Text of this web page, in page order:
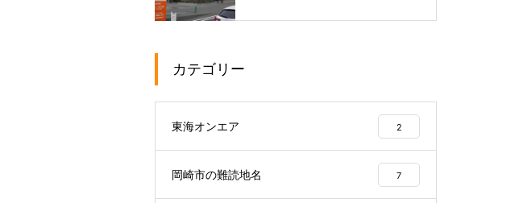
カテゴリー
東海オンエア 2
岡崎市の難読地名 7